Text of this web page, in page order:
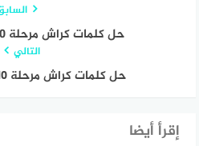
حل كلمات كراش مرحلة 590 كلمات مبعثرة
التالي
حل كلمات كراش مرحلة ٨١٠ ٨١١ ٨١٢ ٨١٣ ٨١٤
إقرأ أيضا